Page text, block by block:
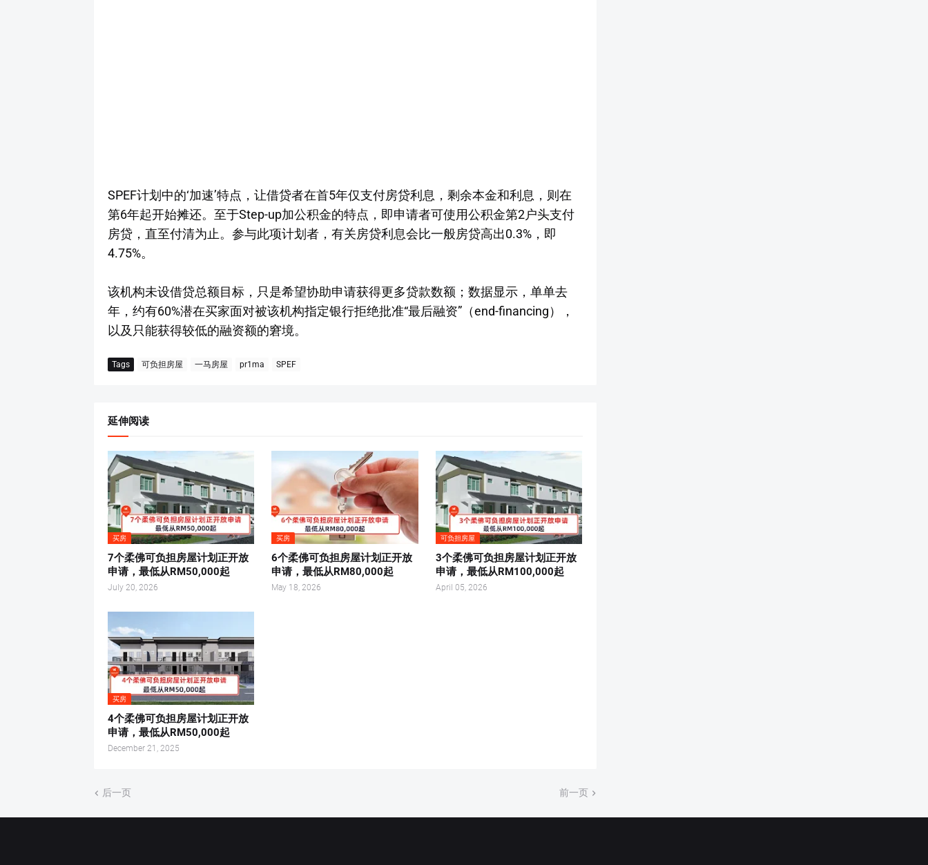
SPEF计划中的‘加速’特点，让借贷者在首5年仅支付房贷利息，剩余本金和利息，则在
第6年起开始摊还。至于Step-up加公积金的特点，即申请者可使用公积金第2户头支付
房贷，直至付清为止。参与此项计划者，有关房贷利息会比一般房贷高出0.3%，即
4.75%。
该机构未设借贷总额目标，只是希望协助申请获得更多贷款数额；数据显示，单单去
年，约有60%潜在买家面对被该机构指定银行拒绝批准“最后融资”（end-financing），
以及只能获得较低的融资额的窘境。
Tags 可负担房屋 一马房屋 pr1ma SPEF
延伸阅读
买房
7个柔佛可负担房屋计划正开放
申请，最低从RM50,000起
July 20, 2026
买房
6个柔佛可负担房屋计划正开放
申请，最低从RM80,000起
May 18, 2026
可负担房屋
3个柔佛可负担房屋计划正开放
申请，最低从RM100,000起
April 05, 2026
买房
4个柔佛可负担房屋计划正开放
申请，最低从RM50,000起
December 21, 2025
后一页 前一页